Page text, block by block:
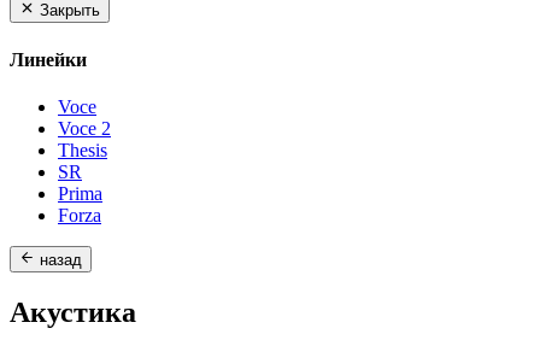
Закрыть
Линейки
Voce
Voce 2
Thesis
SR
Prima
Forza
назад
Акустика